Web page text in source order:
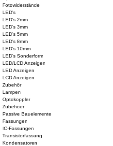
Fotowiderstände
LED's
LED's 2mm
LED's 3mm
LED's 5mm
LED's 8mm
LED's 10mm
LED's Sonderform
LED/LCD Anzeigen
LED Anzeigen
LCD Anzeigen
Zubehör
Lampen
Optokoppler
Zubehoer
Passive Bauelemente
Fassungen
IC-Fassungen
Transistorfassung
Kondensatoren